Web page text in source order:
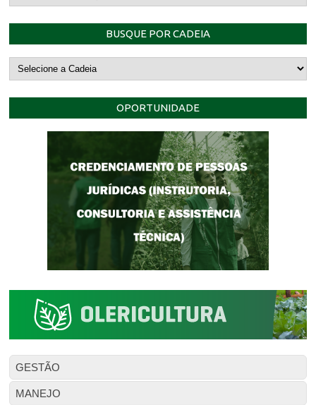
BUSQUE POR CADEIA
OPORTUNIDADE
GESTÃO
MANEJO